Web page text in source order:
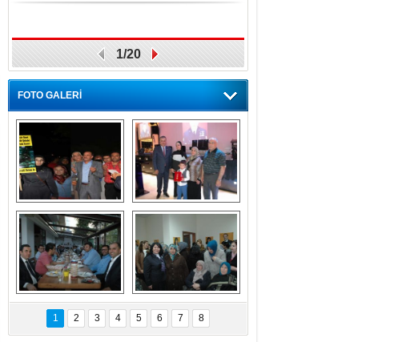
1/20
FOTO GALERİ
Gölbaşı GAZZE
İÇİN YÜRÜDÜ
Kaymakamlıktan
iftar yemeği
Kaymakamlıktan
iftar yemeği
NERGÜL
YILDIRIM SEÇİM
BÜROSUNU AÇTI
1 2 3 4 5 6 7 8